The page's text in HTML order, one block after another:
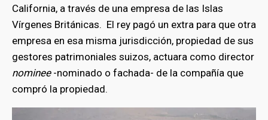
California, a través de una empresa de las Islas
Vírgenes Británicas. El rey pagó un extra para que otra
empresa en esa misma jurisdicción, propiedad de sus
gestores patrimoniales suizos, actuara como director
nominee -nominado o fachada- de la compañía que
compró la propiedad.